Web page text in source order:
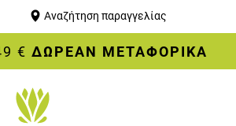
Αναζήτηση παραγγελίας
€ ΔΩΡΕΑΝ ΜΕΤΑΦΟΡΙΚΑ